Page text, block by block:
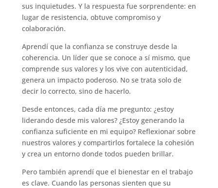
sus inquietudes. Y la respuesta fue sorprendente: en
lugar de resistencia, obtuve compromiso y
colaboración.
Aprendí que la confianza se construye desde la
coherencia. Un líder que se conoce a sí mismo, que
comprende sus valores y los vive con autenticidad,
genera un impacto poderoso. No se trata solo de
decir lo correcto, sino de hacerlo.
Desde entonces, cada día me pregunto: ¿estoy
liderando desde mis valores? ¿Estoy generando la
confianza suficiente en mi equipo? Reflexionar sobre
nuestros valores y compartirlos fortalece la cohesión
y crea un entorno donde todos pueden brillar.
Pero también aprendí que el bienestar en el trabajo
es clave. Cuando las personas sienten que su